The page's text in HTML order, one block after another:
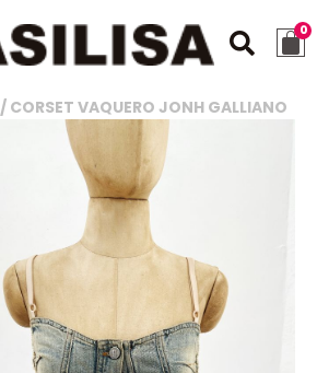
/ CORSET VAQUERO JONH GALLIANO